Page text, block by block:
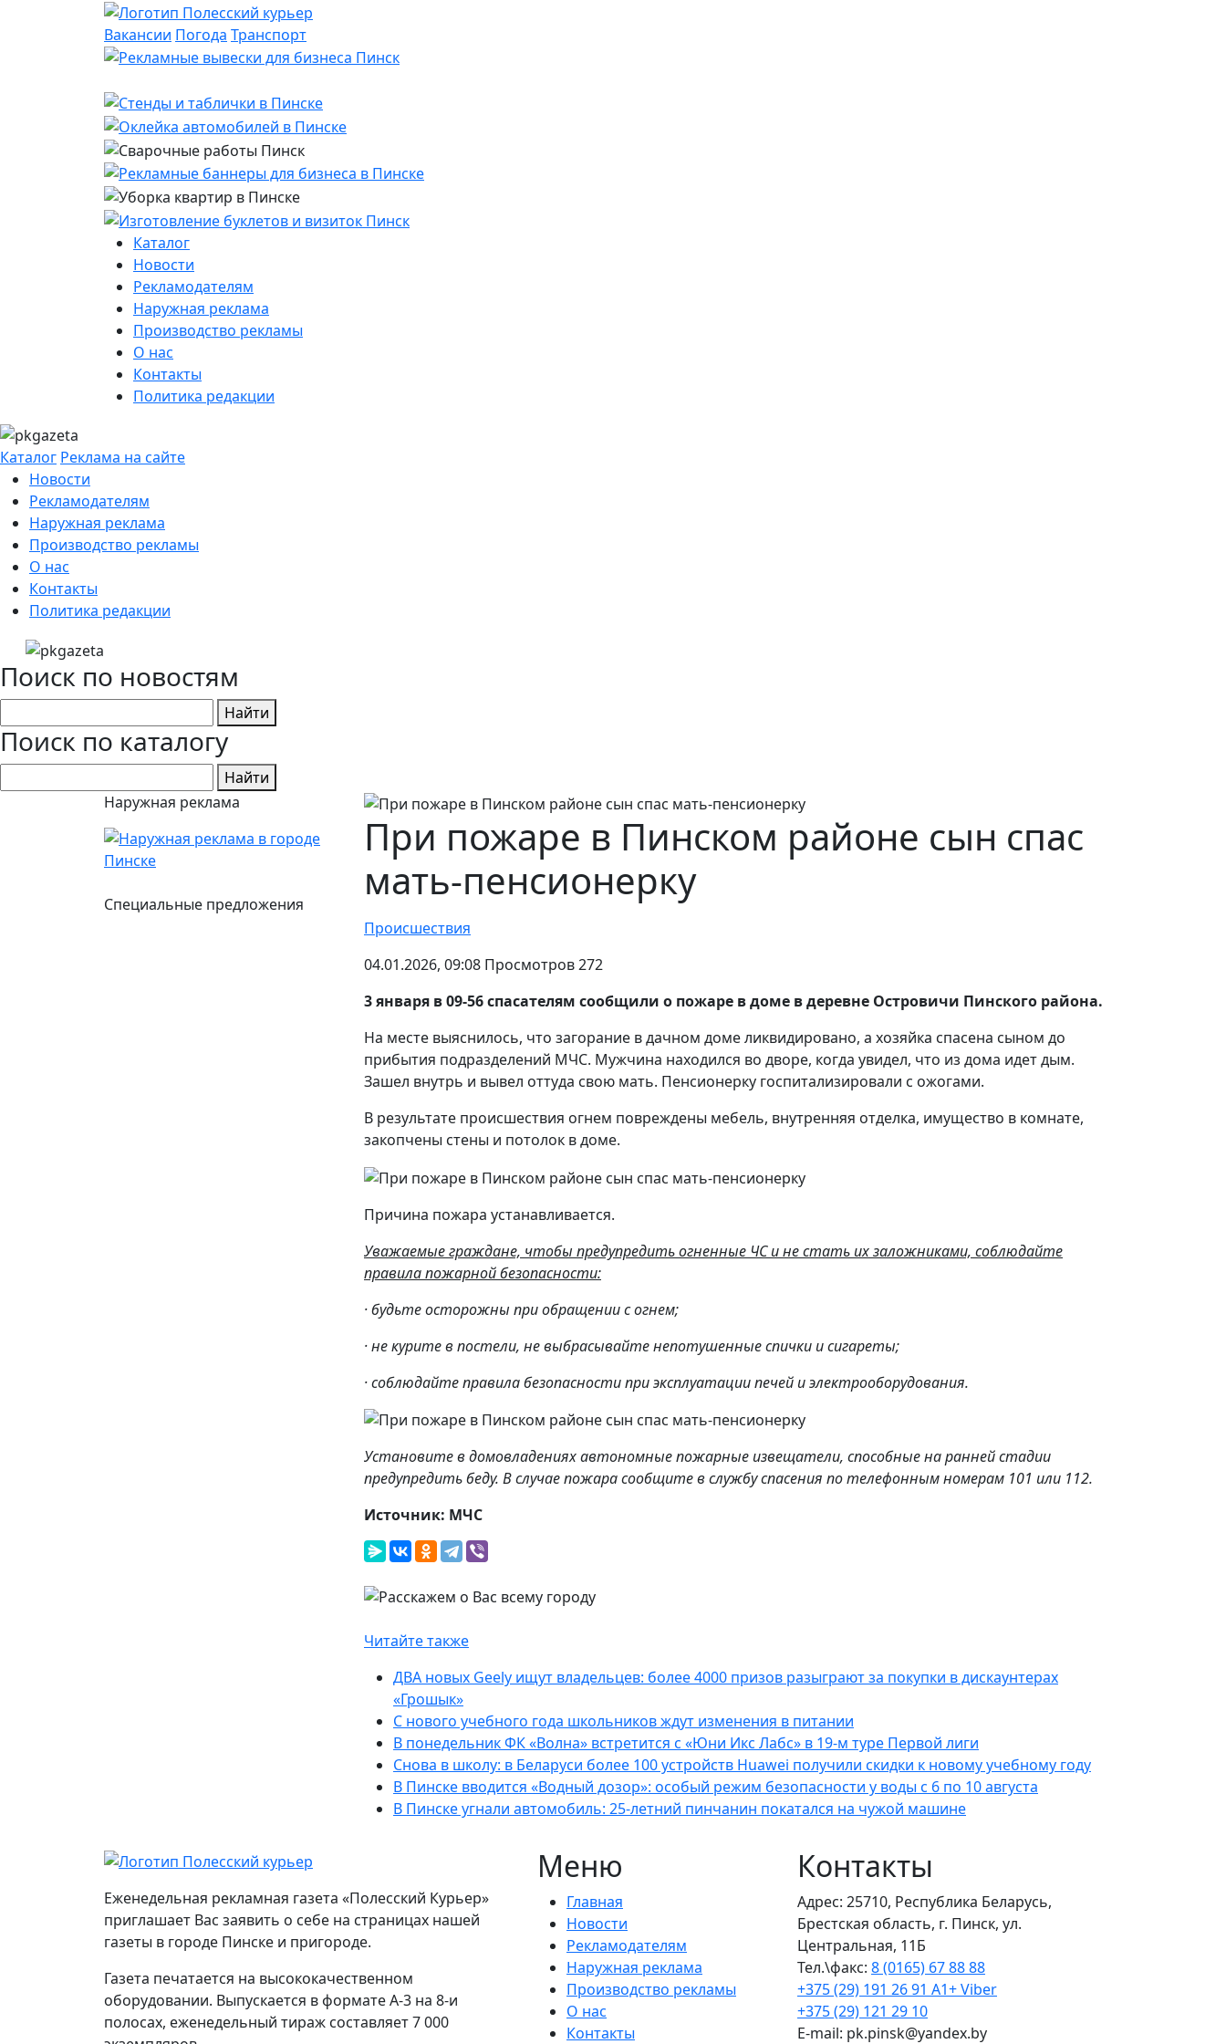
Вакансии Погода Транспорт
Каталог
Новости
Рекламодателям
Наружная реклама
Производство рекламы
О нас
Контакты
Политика редакции
Каталог Реклама на сайте
Новости
Рекламодателям
Наружная реклама
Производство рекламы
О нас
Контакты
Политика редакции
Поиск по новостям
Найти
Поиск по каталогу
Найти
Наружная реклама
Специальные предложения
При пожаре в Пинском районе сын спас
мать-пенсионерку
Происшествия
04.01.2026, 09:08 Просмотров 272
3 января в 09-56 спасателям сообщили о пожаре в доме в деревне Островичи Пинского района.
На месте выяснилось, что загорание в дачном доме ликвидировано, а хозяйка спасена сыном до
прибытия подразделений МЧС. Мужчина находился во дворе, когда увидел, что из дома идет дым.
Зашел внутрь и вывел оттуда свою мать. Пенсионерку госпитализировали с ожогами.
В результате происшествия огнем повреждены мебель, внутренняя отделка, имущество в комнате,
закопчены стены и потолок в доме.
Причина пожара устанавливается.
Уважаемые граждане, чтобы предупредить огненные ЧС и не стать их заложниками, соблюдайте
правила пожарной безопасности:
· будьте осторожны при обращении с огнем;
· не курите в постели, не выбрасывайте непотушенные спички и сигареты;
· соблюдайте правила безопасности при эксплуатации печей и электрооборудования.
Установите в домовладениях автономные пожарные извещатели, способные на ранней стадии
предупредить беду. В случае пожара сообщите в службу спасения по телефонным номерам 101 или 112.
Источник: МЧС
Читайте также
ДВА новых Geely ищут владельцев: более 4000 призов разыграют за покупки в дискаунтерах
«Грошык»
С нового учебного года школьников ждут изменения в питании
В понедельник ФК «Волна» встретится с «Юни Икс Лабс» в 19-м туре Первой лиги
Снова в школу: в Беларуси более 100 устройств Huawei получили скидки к новому учебному году
В Пинске вводится «Водный дозор»: особый режим безопасности у воды с 6 по 10 августа
В Пинске угнали автомобиль: 25-летний пинчанин покатался на чужой машине
Еженедельная рекламная газета «Полесский Курьер»
приглашает Вас заявить о себе на страницах нашей
газеты в городе Пинске и пригороде.
Газета печатается на высококачественном
оборудовании. Выпускается в формате А-3 на 8-и
полосах, еженедельный тираж составляет 7 000
Меню
Главная
Новости
Рекламодателям
Наружная реклама
Производство рекламы
О нас
Контакты
Контакты
Адрес: 25710, Республика Беларусь,
Брестская область, г. Пинск, ул.
Центральная, 11Б
Тел.\факс: 8 (0165) 67 88 88
+375 (29) 191 26 91 A1+ Viber
+375 (29) 121 29 10
E-mail: pk.pinsk@yandex.by